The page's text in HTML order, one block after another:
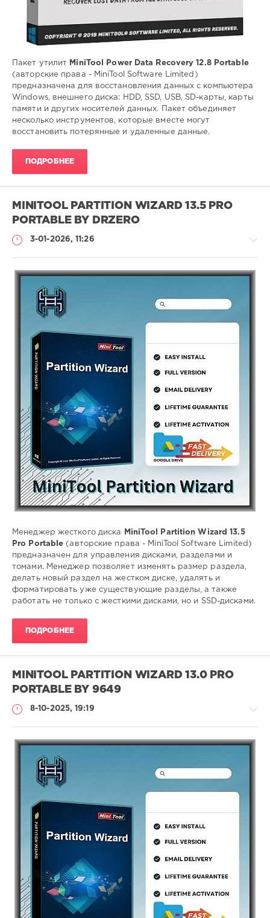
Пакет утилит
MiniTool Power Data Recovery 12.8 Portable
(авторские права - MiniTool Software Limited)
предназначена для восстановления данных c компьютера
Windows, внешнего диска: HDD, SSD, USB, SD-карты, карты
памяти и других носителей данных. Пакет объединяет
несколько инструментов, которые вместе могут
восстановить потерянные и удаленные данные.
ПОДРОБНЕЕ
MINITOOL PARTITION WIZARD 13.5 PRO
PORTABLE BY DRZERO
3-01-2026, 11:26
Софт
(portable)
Lemb46
101
Portable,
MiniTool
Wizard,
Менеджер
жесткого
управление
разделами,
управление
томами
Менеджер жесткого диска
MiniTool Partition Wizard 13.5
Pro Portable (авторские права - MiniTool Software Limited)
предназначен для управления дисками, разделами и
томами. Менеджер позволяет изменять размер раздела,
делать новый раздел на жестком диске, удалять и
форматировать уже существующие разделы, а также
работать не только с жесткими дисками, но и SSD-дисками.
ПОДРОБНЕЕ
MINITOOL PARTITION WIZARD 13.0 PRO
PORTABLE BY 9649
8-10-2025, 19:19
Софт
(portable)
Lemb46
163
Portable,
MiniTool
Wizard,
Менеджер
жесткого